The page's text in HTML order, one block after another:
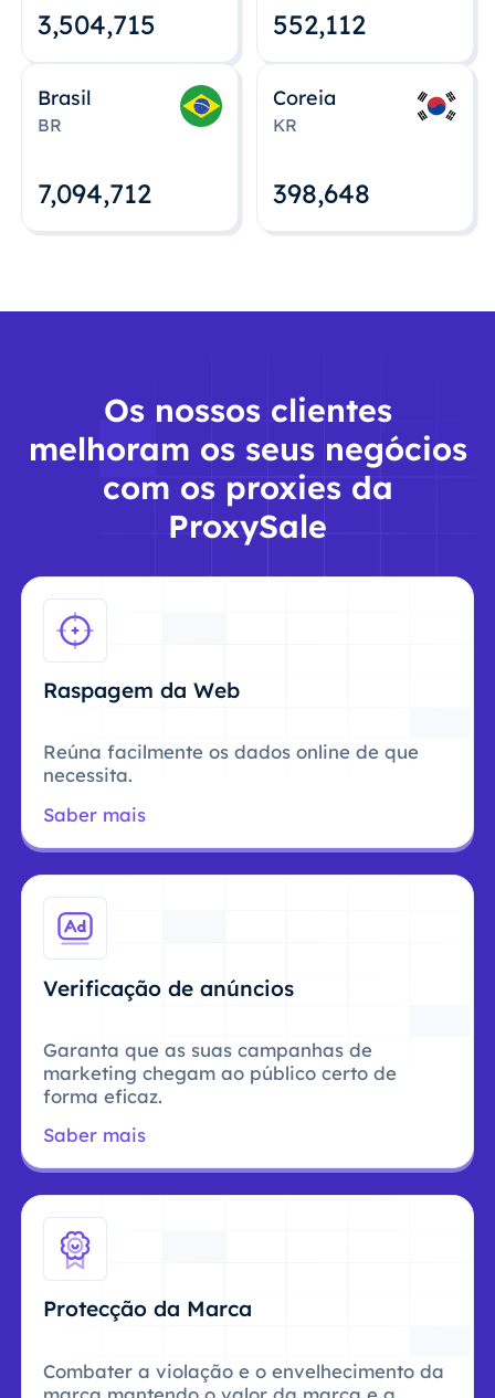
3,504,715 552,112
Brasil
BR
7,094,712
Coreia
KR
398,648
Os nossos clientes
melhoram os seus negócios
com os proxies da
ProxySale
Raspagem da Web
Reúna facilmente os dados online de que
necessita.
Saber mais
Verificação de anúncios
Garanta que as suas campanhas de
marketing chegam ao público certo de
forma eficaz.
Saber mais
Protecção da Marca
Combater a violação e o envelhecimento da